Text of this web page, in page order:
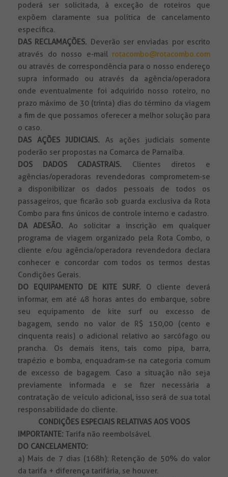
poderá ser solicitada, à exceção de roteiros que
expõem claramente sua política de cancelamento
específica.
DAS RECLAMAÇÕES. Deverão ser enviadas por escrito
através do nosso e-mail rotacombo@rotacombo.com
ou através de correspondência para o nosso endereço
supra informado ou através da agência/operadora
onde eventualmente foi adquirido nosso roteiro, no
prazo máximo de 30 (trinta) dias do término da viagem
a fim de que possamos oferecer a melhor solução para
o caso.
DAS AÇÕES JUDICIAIS. As ações judiciais somente
poderão ser propostas na Comarca de Parnaíba.
DOS DADOS CADASTRAIS. Clientes diretos e
agências/operadoras revendedoras comprometem-se
a disponibilizar os dados pessoais de todos os
passageiros, que ficarão sob guarda exclusiva da Rota
Combo para fins únicos de controle interno e cadastro.
DA ADESÃO. Ao solicitar a inscrição em qualquer
programa de viagem organizado pela Rota Combo, o
cliente e/ou agência/operadora revendedora declara
conhecer e concordar com todos os termos destas
Condições Gerais.
DO EQUIPAMENTO DE KITE SURF. O cliente deverá
informar, em até 48 horas antes do embarque, sobre
seu equipamento de kite surf ou excesso de
bagagem, sendo no valor de R$ 150,00 (cento e
cinquenta reais) o adicional relativo ao sarcófago ou
prancha. Os demais itens, tais como pipa, barra,
trapézio e bomba, enquadram-se na categoria comum
de excesso de bagagem. Caso a situação não seja
previamente informada e se fizer necessária a
contratação de veículo adicional, isso será de sua total
responsabilidade do cliente.
CONDIÇÕES ESPECIAIS RELATIVAS AOS VOOS
IMPORTANTE: Tarifa não reembolsável.
DO CANCELAMENTO:
a) Mais de 7 dias (168h): Retenção de 50% do valor
da tarifa + diferença tarifária, se houver.